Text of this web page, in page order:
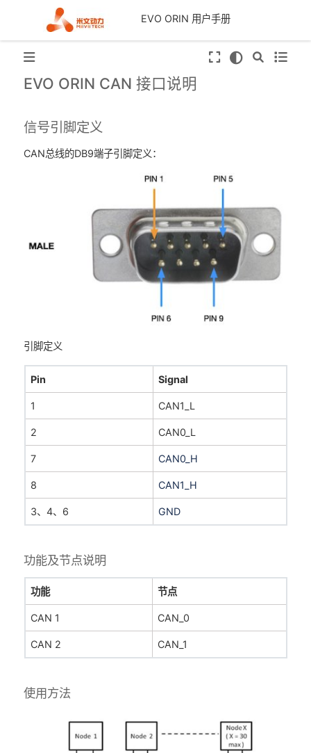
EVO ORIN 用户手册
EVO ORIN CAN 接口说明
信号引脚定义
CAN总线的DB9端子引脚定义：
引脚定义
Pin Signal
1 CAN1_L
2 CAN0_L
7 CAN0_H
8 CAN1_H
3、4、6 GND
功能及节点说明
功能 节点
CAN 1 CAN_0
CAN 2 CAN_1
使用方法